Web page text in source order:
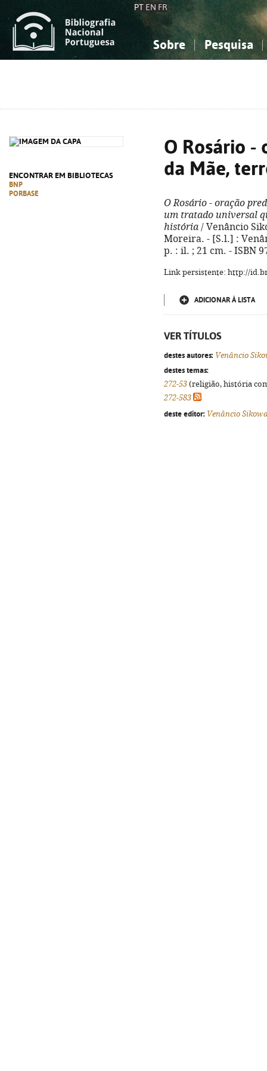
PT EN FR
Sobre Pesquisa
ENCONTRAR EM BIBLIOTECAS
BNP
PORBASE
O Rosário -
da Mãe,
O Rosário - oração
um tratado universal
história / Venâncio
Moreira. - [S.l.] :
p. : il. ; 21 cm. - ISBN
Link persistente: http://
ADICIONAR À LISTA
VER TÍTULOS
destes autores: Venâncio
destes temas:
272-53 (religião, história
272-583
deste editor: Venâncio